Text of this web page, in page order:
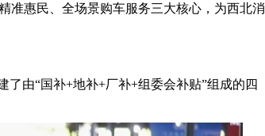
准惠民、全场景购车服务三大核心，为西北消
由“国补+地补+厂补+组委会补贴”组成的四